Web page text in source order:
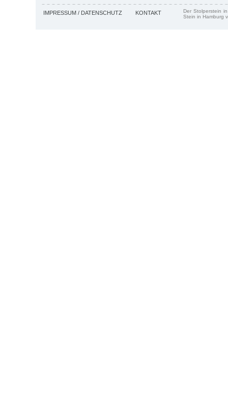
IMPRESSUM / DATENSCHUTZ KONTAKT
Der Stolperstein
Stein in Hamburg